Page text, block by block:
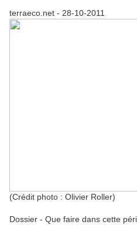
terraeco.net - 28-10-2011
(Crédit photo : Olivier Roller)
Dossier - Que faire dans cette